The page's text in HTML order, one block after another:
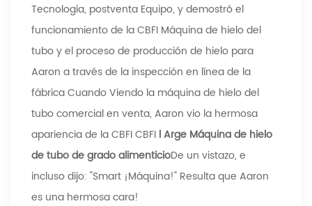
Tecnología, postventa Equipo, y demostró el
funcionamiento de la CBFI Máquina de hielo del
tubo y el proceso de producción de hielo para
Aaron a través de la inspección en línea de la
fábrica Cuando Viendo la máquina de hielo del
tubo comercial en venta, Aaron vio la hermosa
apariencia de la CBFI CBFI lArge Máquina de hielo
de tubo de grado alimenticioDe un vistazo, e
incluso dijo: "Smart ¡Máquina!" Resulta que Aaron
es una hermosa cara!